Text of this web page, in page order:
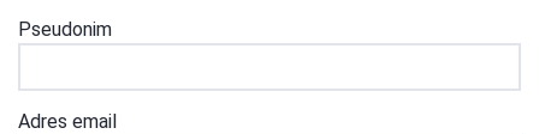
Pseudonim
Adres email